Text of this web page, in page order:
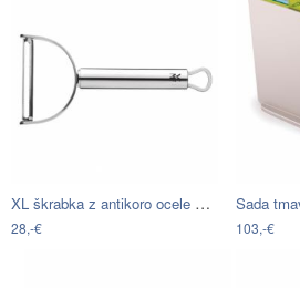
XL škrabka z antikoro ocele WMF Profi…
28,-€ 103,-€